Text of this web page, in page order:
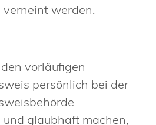
werden.
vorläufigen
persönlich bei der
glaubhaft machen,